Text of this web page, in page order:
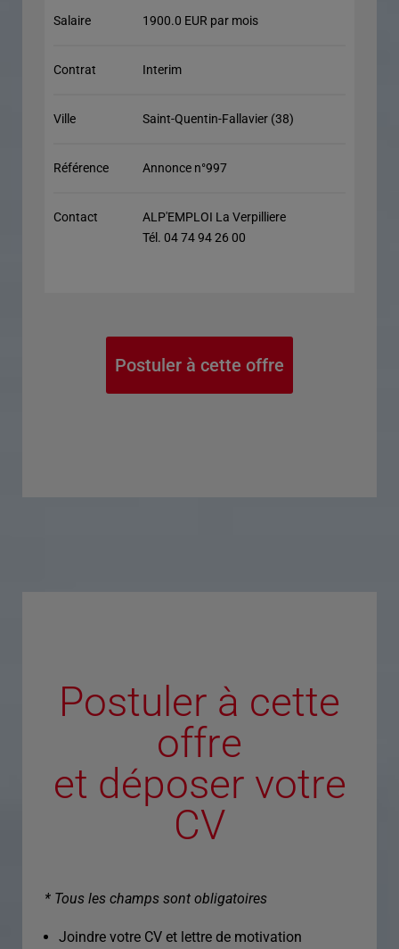
Salaire 1900.0 EUR par mois
Contrat Interim
Ville Saint-Quentin-Fallavier (38)
Référence Annonce n°997
Contact
ALP'EMPLOI La Verpilliere
Tél. 04 74 94 26 00
Postuler à cette offre
Postuler à cette
offre
et déposer votre
CV
* Tous les champs sont obligatoires
Joindre votre CV et lettre de motivation